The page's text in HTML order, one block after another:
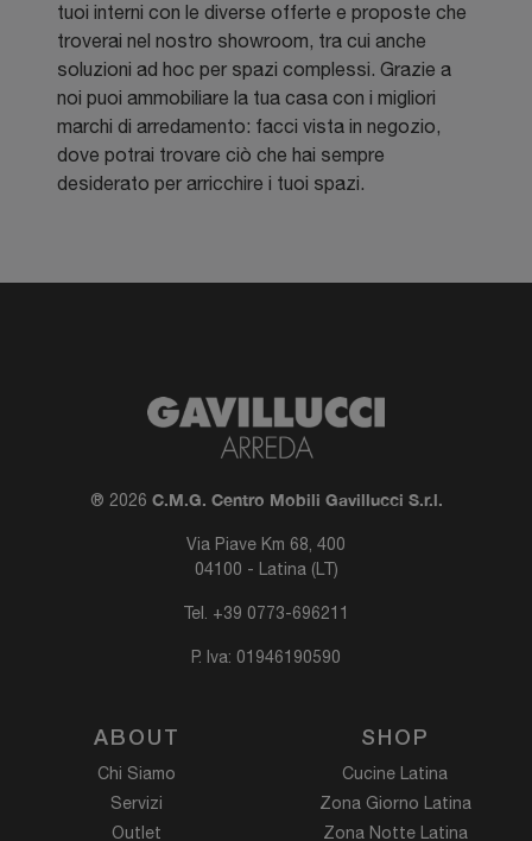
tuoi interni con le diverse offerte e proposte che
troverai nel nostro showroom, tra cui anche
soluzioni ad hoc per spazi complessi. Grazie a
noi puoi ammobiliare la tua casa con i migliori
marchi di arredamento: facci vista in negozio,
dove potrai trovare ciò che hai sempre
desiderato per arricchire i tuoi spazi.
® 2026 C.M.G. Centro Mobili Gavillucci S.r.l.
Via Piave Km 68, 400
04100 - Latina (LT)
Tel. +39 0773-696211
P. Iva: 01946190590
ABOUT
Chi Siamo
Servizi
Outlet
SHOP
Cucine Latina
Zona Giorno Latina
Zona Notte Latina